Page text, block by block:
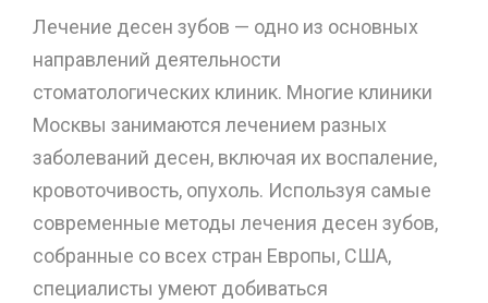
Лечение десен зубов — одно из основных
направлений деятельности
стоматологических клиник. Многие клиники
Москвы занимаются лечением разных
заболеваний десен, включая их воспаление,
кровоточивость, опухоль. Используя самые
современные методы лечения десен зубов,
собранные со всех стран Европы, США,
специалисты умеют добиваться